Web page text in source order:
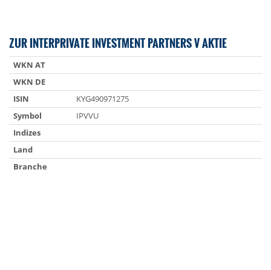
ZUR INTERPRIVATE INVESTMENT PARTNERS V AKTIE
WKN AT
WKN DE
ISIN
KYG490971275
Symbol
IPVVU
Indizes
Land
Branche